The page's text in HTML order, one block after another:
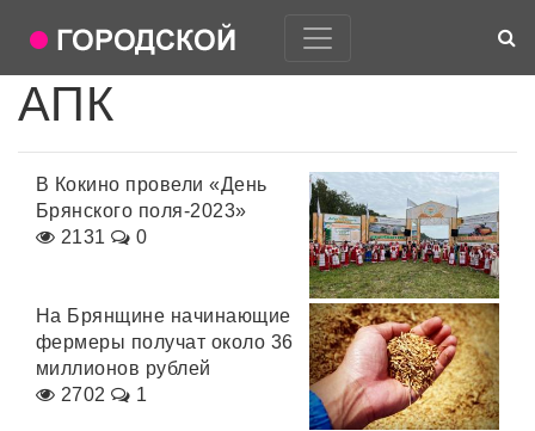
АПК
В Кокино провели «День
Брянского поля-2023»
2131
0
На Брянщине начинающие
фермеры получат около 36
миллионов рублей
2702
1